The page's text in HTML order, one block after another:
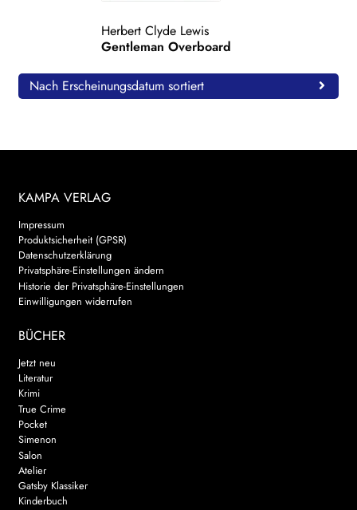
WEITERE VERLAGE
Search:
Herbert Clyde Lewis
Gentleman Overboard
Nach Erscheinungsdatum sortiert
KAMPA VERLAG
Impressum
Produktsicherheit (GPSR)
Datenschutzerklärung
Privatsphäre-Einstellungen ändern
Historie der Privatsphäre-Einstellungen
Einwilligungen widerrufen
BÜCHER
Jetzt neu
Literatur
Krimi
True Crime
Pocket
Simenon
Salon
Atelier
Gatsby Klassiker
Kinderbuch